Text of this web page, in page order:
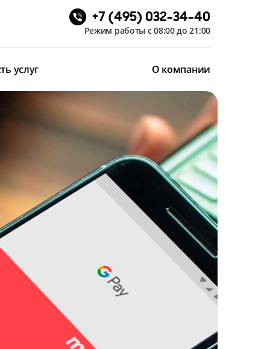
+7 (495) 032-34-40
Режим работы с 08:00 до 21:00
услуг О компании